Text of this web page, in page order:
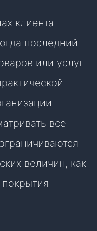
клиента
последний
или услуг
все
величин, как